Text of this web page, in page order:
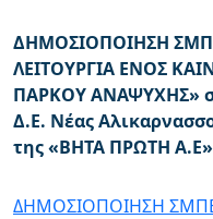
ΔΗΜΟΣΙΟΠΟΙΗΣΗ
ΛΕΙΤΟΥΡΓΙΑ ΕΝΟΣ
ΠΑΡΚΟΥ ΑΝΑΨΥΧΗΣ»
Δ.Ε. Νέας
της «ΒΗΤΑ ΠΡΩΤΗ Α.Ε»
ΔΗΜΟΣΙΟΠΟΙΗΣΗ ΣΜΠΕ